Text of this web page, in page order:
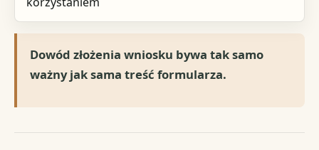
Dowód złożenia wniosku bywa tak samo
ważny jak sama treść formularza.